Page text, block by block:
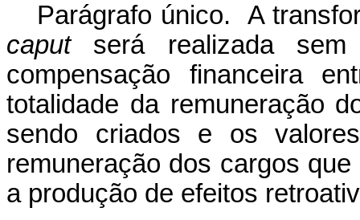
Parágrafo único. A
caputserá realizada sem
compensação financeira
totalidade da remuneração
sendo criados e os
remuneração dos cargos
a produção de efeitos